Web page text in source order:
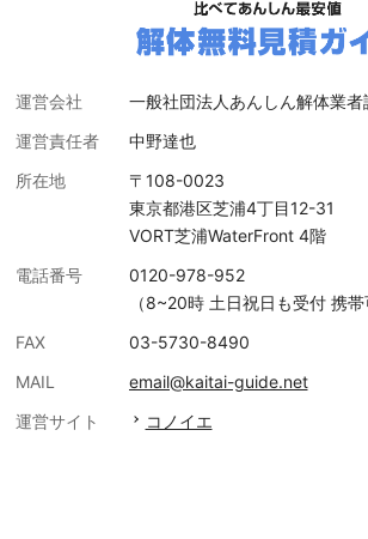
運営会社
一般社団法人あんしん解体業者
運営責任者
中野達也
所在地
〒108-0023
東京都港区芝浦4丁目12-31
VORT芝浦WaterFront 4階
電話番号
0120-978-952
（8~20時 土日祝日も受付 携帯
FAX
03-5730-8490
MAIL
email@kaitai-guide.net
運営サイト
コノイエ